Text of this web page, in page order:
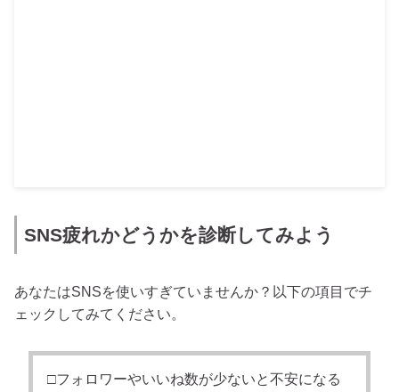
SNS疲れかどうかを診断してみよう
あなたはSNSを使いすぎていませんか？以下の項目でチ
ェックしてみてください。
□フォロワーやいいね数が少ないと不安になる